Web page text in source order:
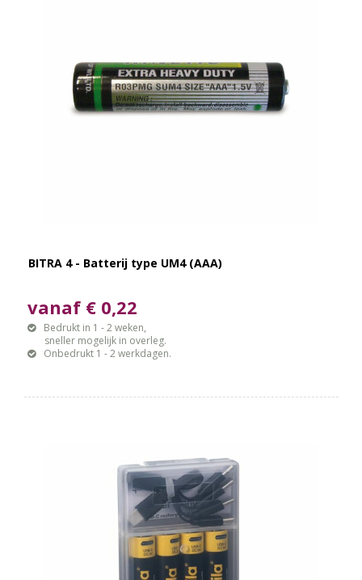
BITRA 4 - Batterij type UM4 (AAA)
vanaf € 0,22
Bedrukt in 1 - 2 weken,
sneller mogelijk in overleg.
Onbedrukt 1 - 2 werkdagen.